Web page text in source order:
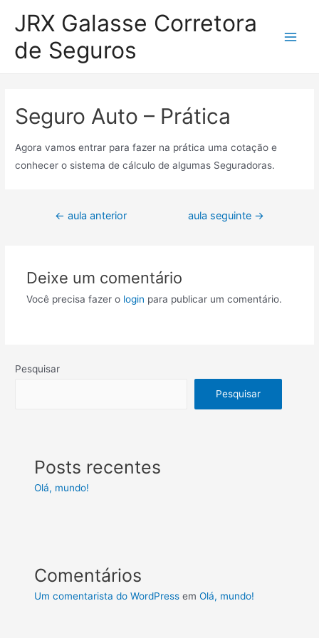
para
conteúdo
JRX Galasse Corretora
de Seguros
Seguro Auto – Prática
Agora vamos entrar para fazer na prática uma cotação e
conhecer o sistema de cálculo de algumas Seguradoras.
Navegação
← aula anterior aula seguinte →
Deixe um comentário
Você precisa fazer o login para publicar um comentário.
Pesquisar
Pesquisar
Posts recentes
Olá, mundo!
Comentários
Um comentarista do WordPress emOlá, mundo!